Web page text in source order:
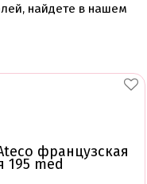
найдете в нашем